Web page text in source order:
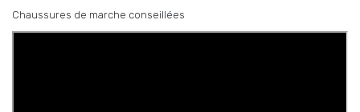
Chaussures de marche conseillées